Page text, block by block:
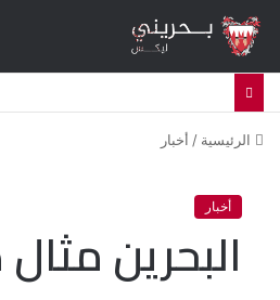
الرئيسية / أخبار
أخبار
البحرين